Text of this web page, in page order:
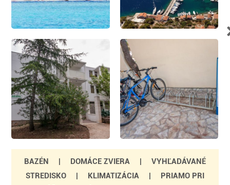
BAZÉN | DOMÁCE ZVIERA |
VYHĽADÁVANÉ
STREDISKO
| KLIMATIZÁCIA |
PRIAMO PRI